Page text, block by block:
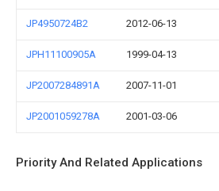
JP4950724B2 2012-06-13
JPH11100905A 1999-04-13
JP2007284891A 2007-11-01
JP2001059278A 2001-03-06
Priority And Related Applications